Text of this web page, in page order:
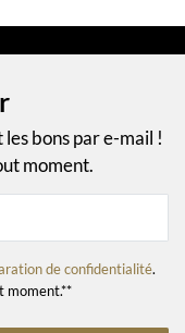
bons par e-mail !
moment.
de confidentialité.
moment.**